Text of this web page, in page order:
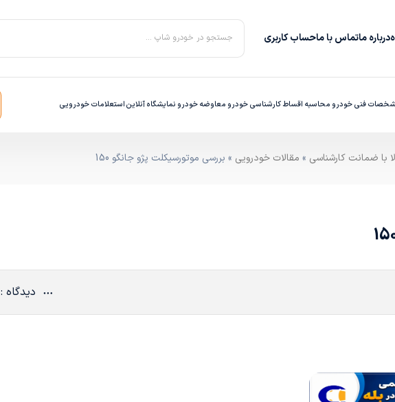
درباره‌ ماتماس با ماحساب کاربری جستجو در خودرو شاپ ...
فنی خودرو محاسبه اقساطکارشناسی خودرو معاوضه خودرو نمایشگاه آنلایناستعلامات خودرویی
» مقالات خودرویی » بررسی موتورسیکلت پژو جانگو 150
دیدگاه : 0